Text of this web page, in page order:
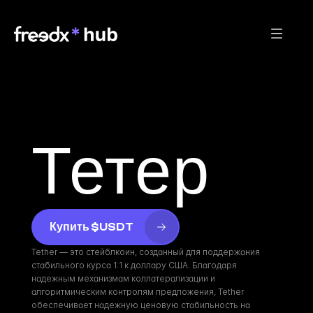
Тетер
Купить $USDT
Tether — это стейблкоин, созданный для поддержания
стабильного курса 1:1 к доллару США. Благодаря
надежным механизмам коллатерализации и
алгоритмическим контролям предложения, Tether
обеспечивает надежную ценовую стабильность на